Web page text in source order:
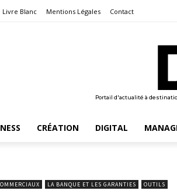
Livre Blanc Mentions Légales Contact
Portail d'actualité à
CRÉATION DIGITAL
LA BANQUE ET LES GARANTIES OUTILS